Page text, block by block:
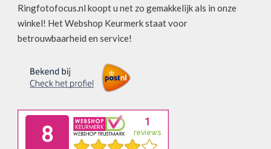
Ringfotofocus.nl koopt u net zo gemakkelijk als in onze
winkel! Het Webshop Keurmerk staat voor
betrouwbaarheid en service!